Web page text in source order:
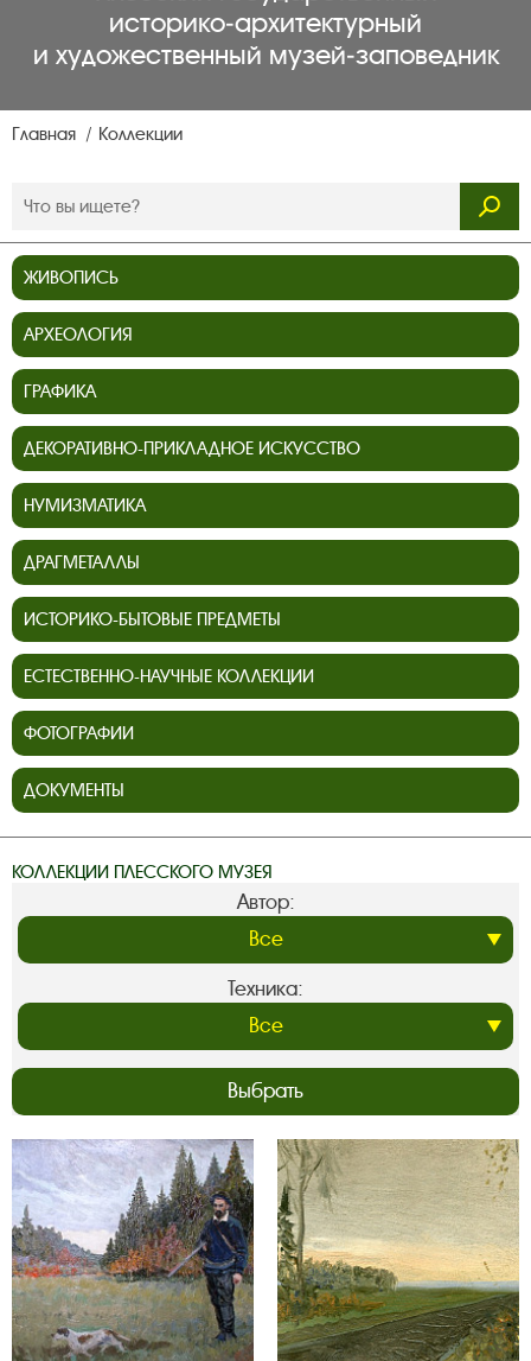
историко‑архитектурный
и художественный музей‑заповедник
Главная Коллекции
ЖИВОПИСЬ
АРХЕОЛОГИЯ
ГРАФИКА
ДЕКОРАТИВНО-ПРИКЛАДНОЕ ИСКУССТВО
НУМИЗМАТИКА
ДРАГМЕТАЛЛЫ
ИСТОРИКО-БЫТОВЫЕ ПРЕДМЕТЫ
ЕСТЕСТВЕННО-НАУЧНЫЕ КОЛЛЕКЦИИ
ФОТОГРАФИИ
ДОКУМЕНТЫ
КОЛЛЕКЦИИ ПЛЕССКОГО МУЗЕЯ
Автор:
Техника:
Выбрать